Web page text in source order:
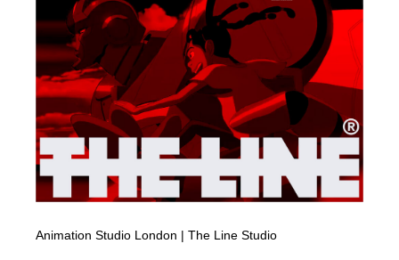
Animation Studio London | The Line Studio